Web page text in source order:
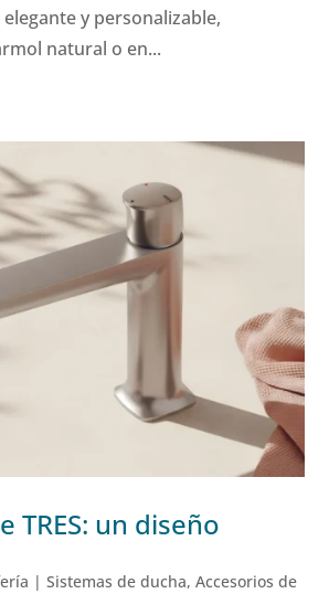
y personalizable,
natural o en...
TRES: un diseño
| Sistemas de ducha,Accesorios de